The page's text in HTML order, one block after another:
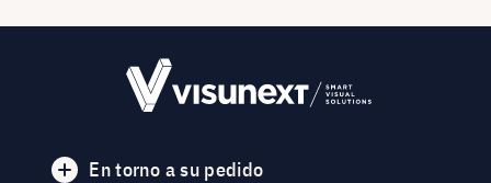
En torno a su pedido